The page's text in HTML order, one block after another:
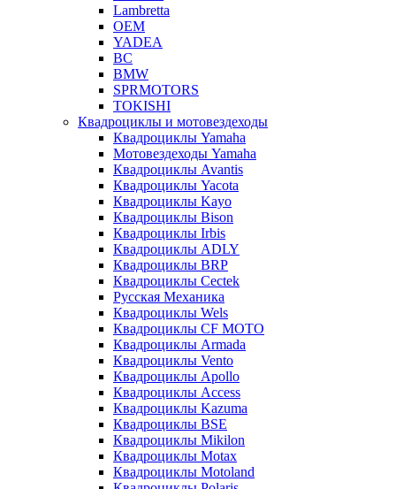
Lambretta
OEM
YADEA
BC
BMW
SPRMOTORS
TOKISHI
Квадроциклы и мотовездеходы
Квадроциклы Yamaha
Мотовездеходы Yamaha
Квадроциклы Avantis
Квадроциклы Yacota
Квадроциклы Kayo
Квадроциклы Bison
Квадроциклы Irbis
Квадроциклы ADLY
Квадроциклы BRP
Квадроциклы Cectek
Русская Механика
Квадроциклы Wels
Квадроциклы CF MOTO
Квадроциклы Armada
Квадроциклы Vento
Квадроциклы Apollo
Квадроциклы Access
Квадроциклы Kazuma
Квадроциклы BSE
Квадроциклы Mikilon
Квадроциклы Motax
Квадроциклы Motoland